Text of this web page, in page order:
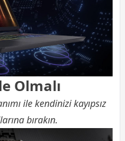
Olmalı
ile kendinizi kayıpsız
bırakın.